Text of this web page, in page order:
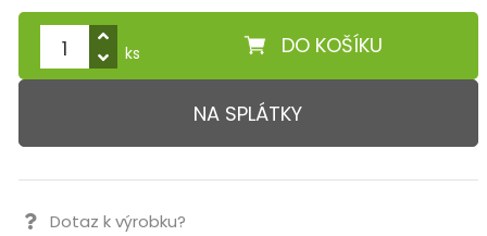
DO KOŠÍKU
ks
NA SPLÁTKY
Dotaz k výrobku?